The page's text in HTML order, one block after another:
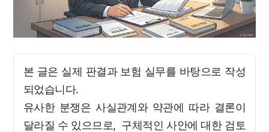
본 글은 실제 판결과 보험 실무를 바탕으로 작성
되었습니다.
유사한 분쟁은 사실관계와 약관에 따라 결론이
달라질 수 있으므로, 구체적인 사안에 대한 검토